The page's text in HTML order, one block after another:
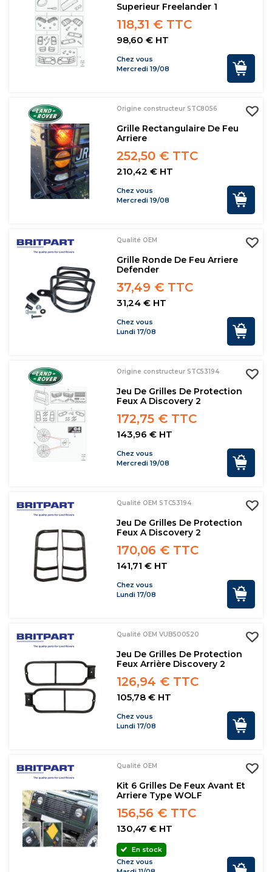
Superieur Freelander 1
118,31 € TTC
98,60 € HT
Chez vous
Mercredi 19/08
Origine constructeur STC8056
Grille Rectangulaire De Feu
Arriere
252,50 € TTC
210,42 € HT
Chez vous
Mercredi 19/08
Qualité OEM
Grille Ronde De Feu Arriere
Defender
37,49 € TTC
31,24 € HT
Chez vous
Lundi 17/08
Origine constructeur STC53194
Jeu De Grilles De Protection
Feux A Discovery 2
172,75 € TTC
143,96 € HT
Chez vous
Mercredi 19/08
Qualité OEM STC53194
Jeu De Grilles De Protection
Feux A Discovery 2
170,06 € TTC
141,71 € HT
Chez vous
Lundi 17/08
Qualité OEM VUB500520
Jeu De Grilles De Protection
Feux Arrière Discovery 2
126,94 € TTC
105,78 € HT
Chez vous
Lundi 17/08
Qualité OEM
Kit 6 Grilles De Feux Avant Et
Arriere Type WOLF
156,56 € TTC
130,47 € HT
En stock
Chez vous